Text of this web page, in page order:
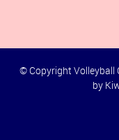
© Copyright Volleyball
by